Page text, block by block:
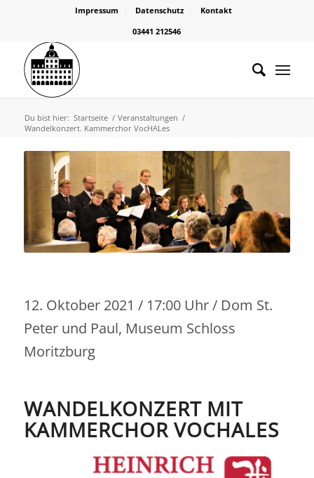
Impressum Datenschutz
Kontakt
03441 212546
Du bist hier: Startseite / Veranstaltungen /
Wandelkonzert. Kammerchor VocHALes
12. Oktober 2021 / 17:00 Uhr / Dom St.
Peter und Paul, Museum Schloss
Moritzburg
WANDELKONZERT MIT
KAMMERCHOR VOCHALES